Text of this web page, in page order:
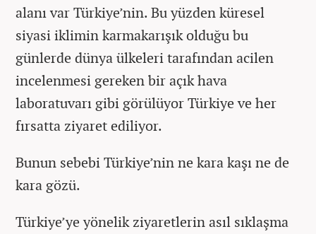
alanı var Türkiye’nin. Bu yüzden küresel
siyasi iklimin karmakarışık olduğu bu
günlerde dünya ülkeleri tarafından acilen
incelenmesi gereken bir açık hava
laboratuvarı gibi görülüyor Türkiye ve her
fırsatta ziyaret ediliyor.
Bunun sebebi Türkiye’nin ne kara kaşı ne de
kara gözü.
Türkiye’ye yönelik ziyaretlerin asıl sıklaşma